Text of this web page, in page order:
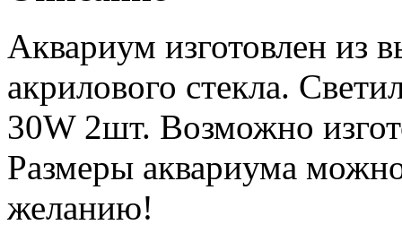
Аквариум изготовлен из
акрилового стекла.
30W 2шт. Возможно
Размеры аквариума
желанию!